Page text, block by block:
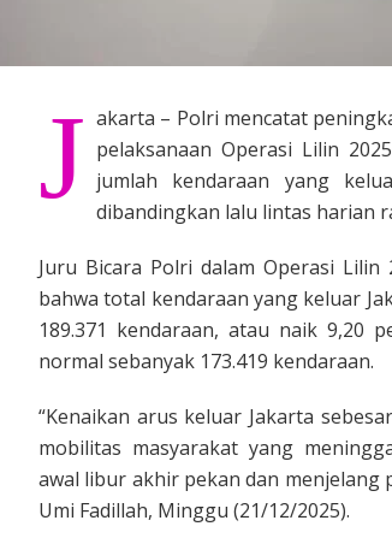
J akarta – Polri mencatat
pelaksanaan Operasi Lilin
jumlah kendaraan yang
dibandingkan lalu lintas harian
Juru Bicara Polri dalam Operasi Lilin
bahwa total kendaraan yang keluar
189.371 kendaraan, atau naik 9,20
normal sebanyak 173.419 kendaraan.
“Kenaikan arus keluar Jakarta
mobilitas masyarakat yang
awal libur akhir pekan dan menjelang
Umi Fadillah, Minggu (21/12/2025).